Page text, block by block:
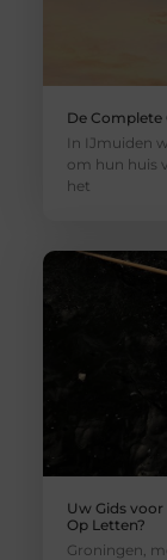
De Complete
In IJmuiden
om hun huis
het
Uw Gids
Op Letten?
Groningen,